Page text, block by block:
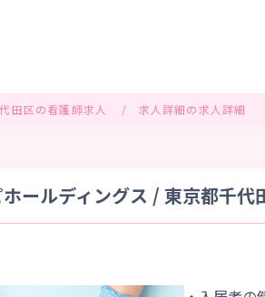
田区の看護師求人 求人詳細の求人詳細
ールディングス / 東京都千代